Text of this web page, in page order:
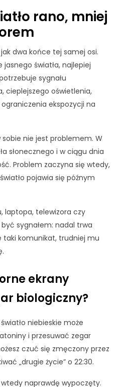
rano, mniej
dwa końce tej samej osi.
światła, najlepiej
sygnału
cieplejszego oświetlenia,
ekspozycji na
sobie nie jest problemem. W
słonecznego i w ciągu dnia
Problem zaczyna się wtedy,
pojawia się późnym
laptopa, telewizora czy
sygnałem: nadal trwa
taki komunikat, trudniej mu
ekrany
biologiczny?
niebieskie może
i przesuwać zegar
czuć się zmęczony przez
„drugie życie” o 22:30.
naprawdę wypoczęty.